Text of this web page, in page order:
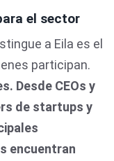
el sector
a Eila es el
participan.
Desde CEOs y
de startups y
encuentran